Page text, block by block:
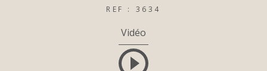
REF : 3634
Vidéo